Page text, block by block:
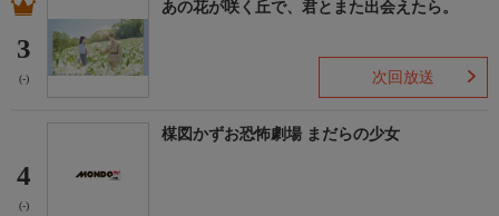
3
(-)
あの花が咲く丘で、君とまた出会えたら。
次回放送
4
(-)
楳図かずお恐怖劇場 まだらの少女